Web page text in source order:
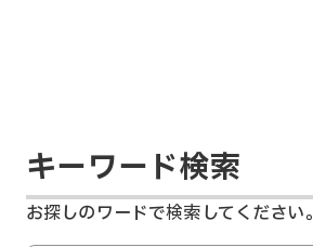
キーワード検索
お探しのワードで検索してください。